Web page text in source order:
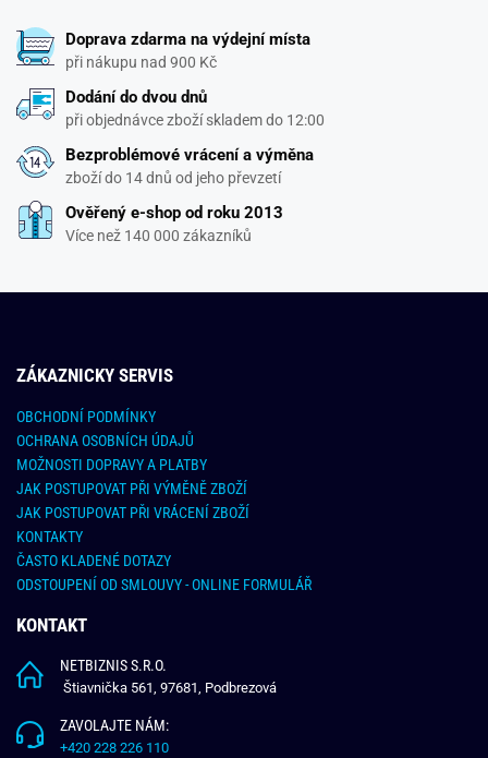
Doprava zdarma na výdejní místa
při nákupu nad 900 Kč
Dodání do dvou dnů
při objednávce zboží skladem do 12:00
Bezproblémové vrácení a výměna
zboží do 14 dnů od jeho převzetí
Ověřený e-shop od roku 2013
Více než 140 000 zákazníků
ZÁKAZNICKY SERVIS
OBCHODNÍ PODMÍNKY
OCHRANA OSOBNÍCH ÚDAJŮ
MOŽNOSTI DOPRAVY A PLATBY
JAK POSTUPOVAT PŘI VÝMĚNĚ ZBOŽÍ
JAK POSTUPOVAT PŘI VRÁCENÍ ZBOŽÍ
KONTAKTY
ČASTO KLADENÉ DOTAZY
ODSTOUPENÍ OD SMLOUVY - ONLINE FORMULÁŘ
KONTAKT
NETBIZNIS S.R.O.
Štiavnička 561, 97681, Podbrezová
ZAVOLAJTE NÁM:
+420 228 226 110